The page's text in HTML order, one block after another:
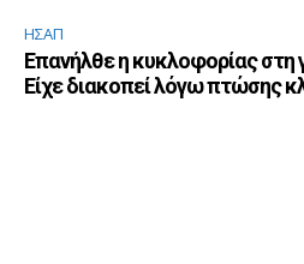
ΗΣΑΠ
Επανήλθε η κυκλοφορίας
Είχε διακοπεί λόγω πτώσης